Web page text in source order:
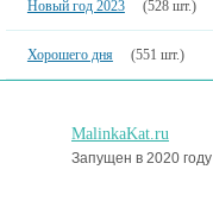
Новый год 2023 (528 шт.)
Хорошего дня (551 шт.)
MalinkaKat.ru
Запущен в 2020 году